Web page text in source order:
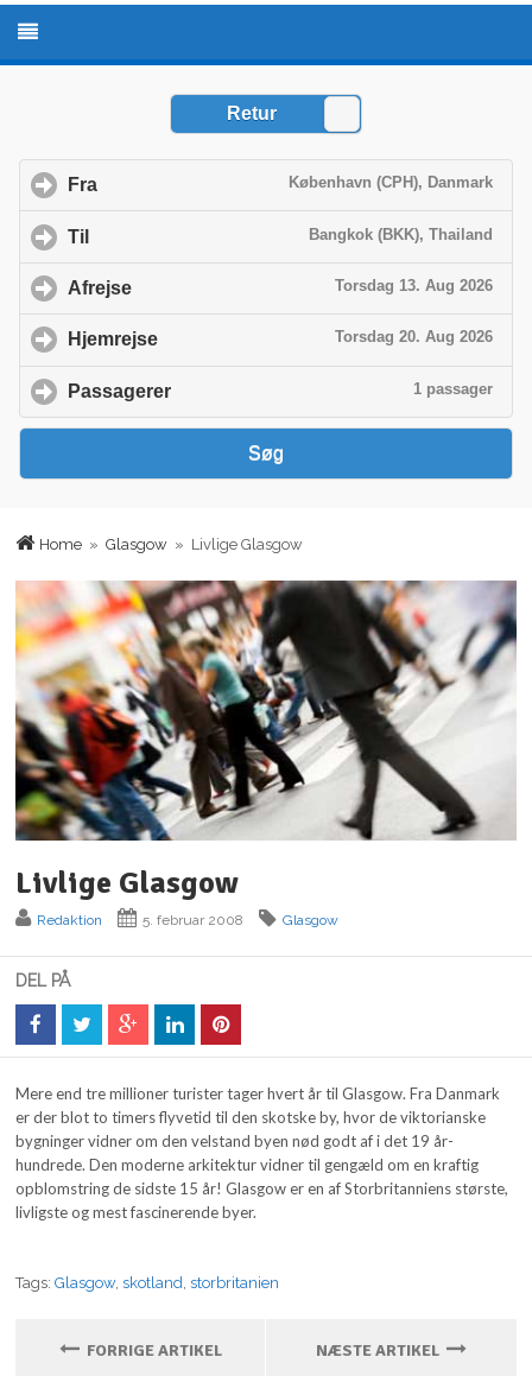
Home »Glasgow » Livlige Glasgow
Livlige Glasgow
Redaktion 5. februar 2008 Glasgow
DEL PÅ
Mere end tre millioner turister tager hvert år til Glasgow. Fra Danmark
er der blot to timers flyvetid til den skotske by, hvor de viktorianske
bygninger vidner om den velstand byen nød godt af i det 19 år-
hundrede. Den moderne arkitektur vidner til gengæld om en kraftig
opblomstring de sidste 15 år! Glasgow er en af Storbritanniens største,
livligste og mest fascinerende byer.
Tags:Glasgow,skotland,storbritanien
FORRIGE ARTIKEL NÆSTE ARTIKEL